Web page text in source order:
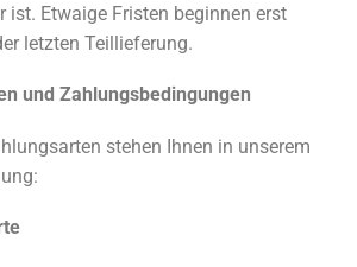
ist. Etwaige Fristen beginnen erst
letzten Teillieferung.
und Zahlungsbedingungen
stehen Ihnen in unserem